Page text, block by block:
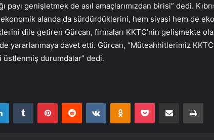
payı genişletmek de asıl amaçlarımızdan birisi” dedi.
alanda da sürdürdüklerini, hem siyasi hem de
dile getiren Gürcan, firmaları KKTC’nin gelişmekte
yararlanmaya davet etti. Gürcan, “Müteahhitlerimiz
durumdalar” dedi.
LinkedInTumblr PinterestReddit VKontakteOdnoklassniki
Pocket E-Posta ile paylaş